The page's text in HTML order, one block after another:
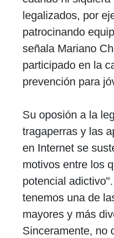
legalizados, por
patrocinando
señala Mariano
participado en la
prevención para
Su oposión a la
tragaperras y las
en Internet se
motivos entre los
potencial
tenemos una de
mayores y más
Sinceramente, no